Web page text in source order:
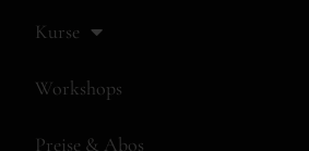
Kurse
Workshops
Preise & Abos